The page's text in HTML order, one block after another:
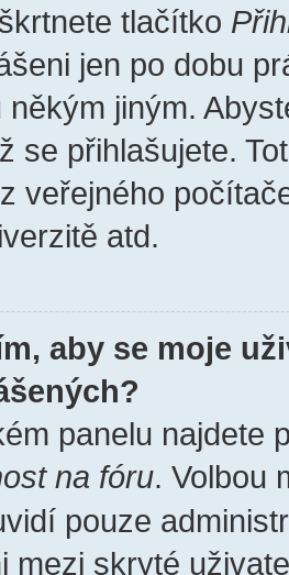
tlačítko
jen po dobu
jiným.
se přihlašujete.
veřejného
atd.
aby se moje
panelu najdete
na fóru. Volbou
pouze
mezi skryté